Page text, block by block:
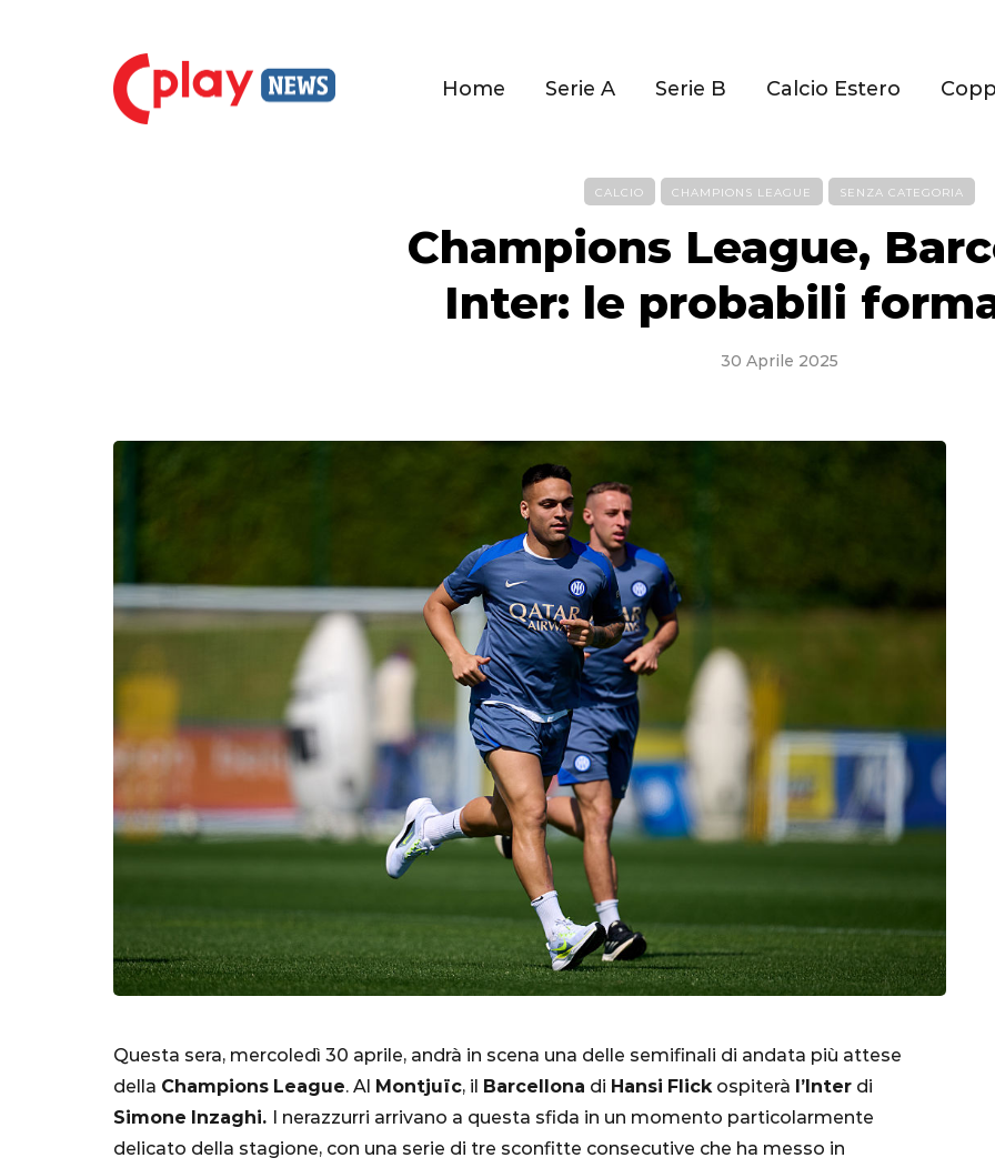
Home Serie A Serie B Calcio Estero
CALCIO CHAMPIONS LEAGUE SENZA CATEGORIA
Champions League,
Inter: le probabili
30 Aprile 2025
Questa sera, mercoledì 30 aprile, andrà in scena una delle semifinali di andata più attese
della Champions League. Al Montjuïc, il Barcellona di Hansi Flickospiterà l’Inter di
Simone Inzaghi.
I nerazzurri arrivano a questa sfida in un momento particolarmente
delicato della stagione, con una serie di tre sconfitte consecutive che ha messo in